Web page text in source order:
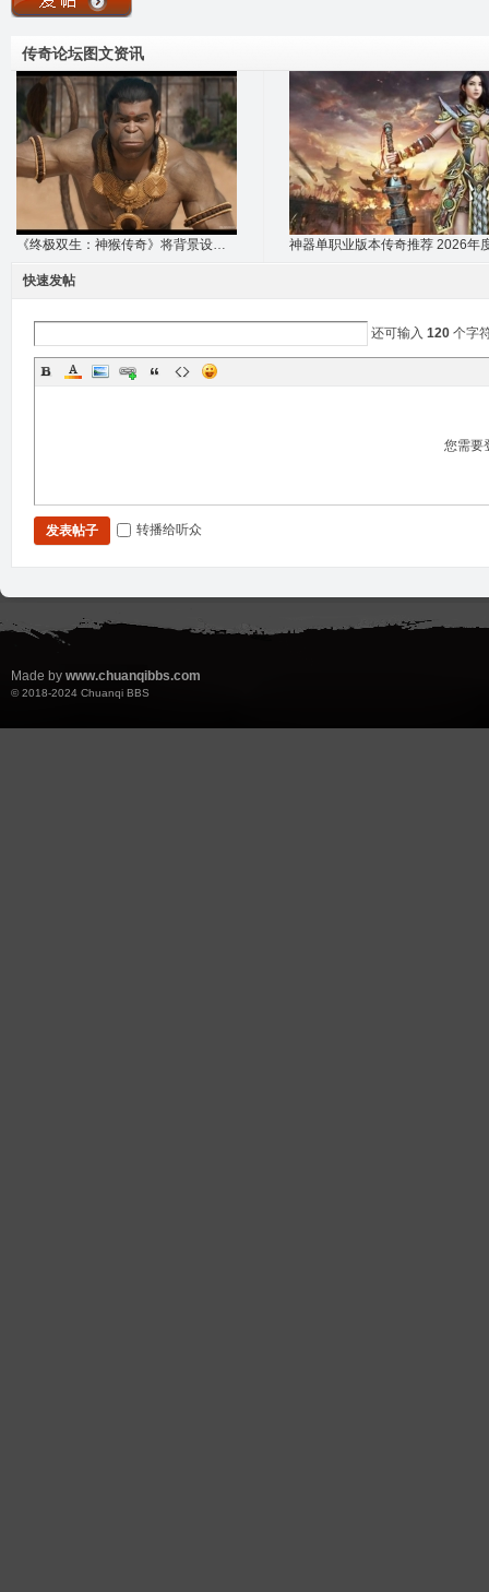
传奇论坛图文资讯
《终极双生：神猴传奇》将背景设定在基什金
快速发帖
还可输入 120 个字
您需要
发表帖子 转播给听众
Made by www.chuanqibbs.com
© 2018-2024 Chuanqi BBS